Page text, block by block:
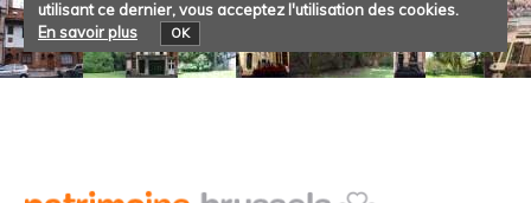
utilisant ce dernier, vous acceptez l'utilisation des cookies.
En savoir plus
OK